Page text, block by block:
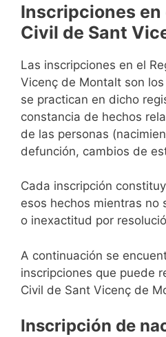
Inscripciones en
Civil de Sant
Las inscripciones en el
Vicenç de Montalt son
se practican en dicho
constancia de hechos
de las personas
defunción, cambios de
Cada inscripción
esos hechos mientras no
o inexactitud por
A continuación se
inscripciones que puede
Civil de Sant Vicenç de
Inscripción de